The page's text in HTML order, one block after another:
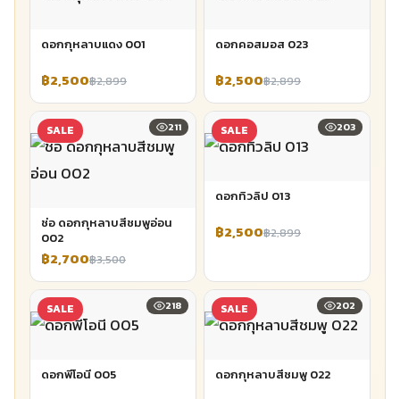
ดอกกุหลาบแดง 001
฿2,500฿2,899
ดอกคอสมอส 023
฿2,500฿2,899
SALE 211
ช่อ ดอกกุหลาบสีชมพูอ่อน
002
฿2,700฿3,500
SALE 203
ดอกทิวลิป 013
฿2,500฿2,899
SALE 218
ดอกพีโอนี 005
SALE 202
ดอกกุหลาบสีชมพู 022